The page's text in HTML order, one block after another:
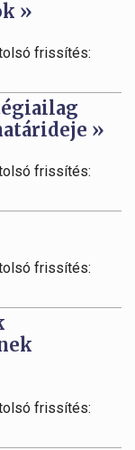
»
frissítés:
»
frissítés:
frissítés:
frissítés: